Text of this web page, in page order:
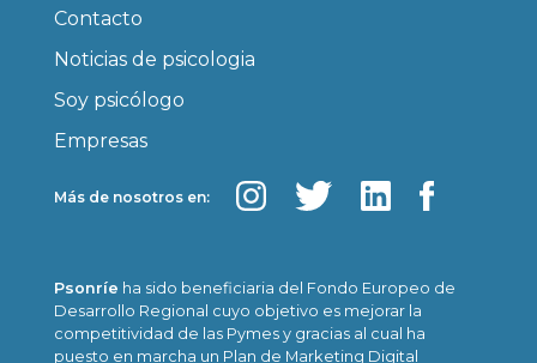
Contacto
Noticias de psicologia
Soy psicólogo
Empresas
Más de nosotros en:
Psonríe ha sido beneficiaria del Fondo Europeo de
Desarrollo Regional cuyo objetivo es mejorar la
competitividad de las Pymes y gracias al cual ha
puesto en marcha un Plan de Marketing Digital